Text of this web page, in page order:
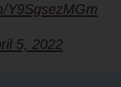
Y9SgsezMGm
5, 2022